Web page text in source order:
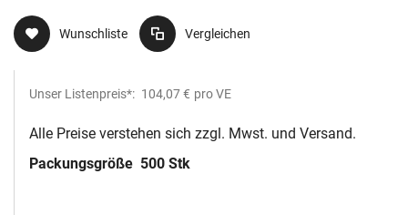
Wunschliste Vergleichen
Unser Listenpreis*: 104,07 € pro VE
Alle Preise verstehen sich zzgl. Mwst. und Versand.
Packungsgröße 500 Stk